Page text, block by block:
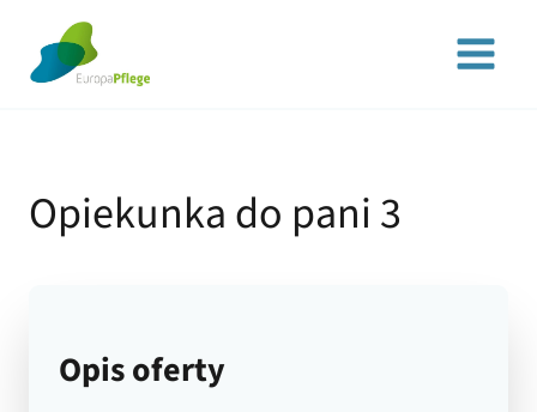
treści
Opiekunka do pani 3
Opis oferty